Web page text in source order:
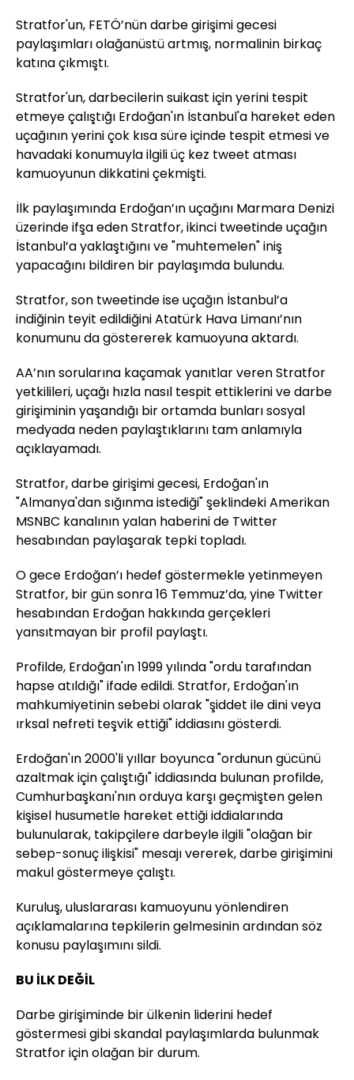
Stratfor'un, FETÖ’nün darbe girişimi gecesi
paylaşımları olağanüstü artmış, normalinin birkaç
katına çıkmıştı.
Stratfor'un, darbecilerin suikast için yerini tespit
etmeye çalıştığı Erdoğan'ın İstanbul'a hareket eden
uçağının yerini çok kısa süre içinde tespit etmesi ve
havadaki konumuyla ilgili üç kez tweet atması
kamuoyunun dikkatini çekmişti.
İlk paylaşımında Erdoğan’ın uçağını Marmara Denizi
üzerinde ifşa eden Stratfor, ikinci tweetinde uçağın
İstanbul’a yaklaştığını ve "muhtemelen" iniş
yapacağını bildiren bir paylaşımda bulundu.
Stratfor, son tweetinde ise uçağın İstanbul’a
indiğinin teyit edildiğini Atatürk Hava Limanı’nın
konumunu da göstererek kamuoyuna aktardı.
AA’nın sorularına kaçamak yanıtlar veren Stratfor
yetkilileri, uçağı hızla nasıl tespit ettiklerini ve darbe
girişiminin yaşandığı bir ortamda bunları sosyal
medyada neden paylaştıklarını tam anlamıyla
açıklayamadı.
Stratfor, darbe girişimi gecesi, Erdoğan'ın
"Almanya'dan sığınma istediği" şeklindeki Amerikan
MSNBC kanalının yalan haberini de Twitter
hesabından paylaşarak tepki topladı.
O gece Erdoğan’ı hedef göstermekle yetinmeyen
Stratfor, bir gün sonra 16 Temmuz’da, yine Twitter
hesabından Erdoğan hakkında gerçekleri
yansıtmayan bir profil paylaştı.
Profilde, Erdoğan'ın 1999 yılında "ordu tarafından
hapse atıldığı" ifade edildi. Stratfor, Erdoğan'ın
mahkumiyetinin sebebi olarak "şiddet ile dini veya
ırksal nefreti teşvik ettiği" iddiasını gösterdi.
Erdoğan'ın 2000'li yıllar boyunca "ordunun gücünü
azaltmak için çalıştığı" iddiasında bulunan profilde,
Cumhurbaşkanı'nın orduya karşı geçmişten gelen
kişisel husumetle hareket ettiği iddialarında
bulunularak, takipçilere darbeyle ilgili "olağan bir
sebep-sonuç ilişkisi" mesajı vererek, darbe girişimini
makul göstermeye çalıştı.
Kuruluş, uluslararası kamuoyunu yönlendiren
açıklamalarına tepkilerin gelmesinin ardından söz
konusu paylaşımını sildi.
BU İLK DEĞİL
Darbe girişiminde bir ülkenin liderini hedef
göstermesi gibi skandal paylaşımlarda bulunmak
Stratfor için olağan bir durum.